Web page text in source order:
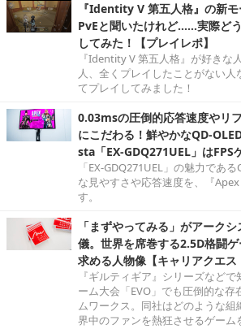
『Identity V 第五人格』の新
PvEと聞いたけれど……実際ど
してみた！【プレイレポ】
『Identity V 第五人格』が好きな
人、全くプレイしたことがない
てプレイしてみました！
0.03msの圧倒的応答速度やリ
にこだわる！鮮やかなQD-
sta「EX-GDQ271UEL」はFPS
「EX-GDQ271UEL」の魅力であ
な見やすさや応答速度を、『
す。
「まずやってみる」がアーク
儀。世界を席巻する2.5D格闘ゲ
求める人物像【キャリアクエス
『ギルティギア』シリーズなど
ーム大会「EVO」でも圧倒的な
ムワークス。同社はどのような
界中のファンを熱狂させるゲーム